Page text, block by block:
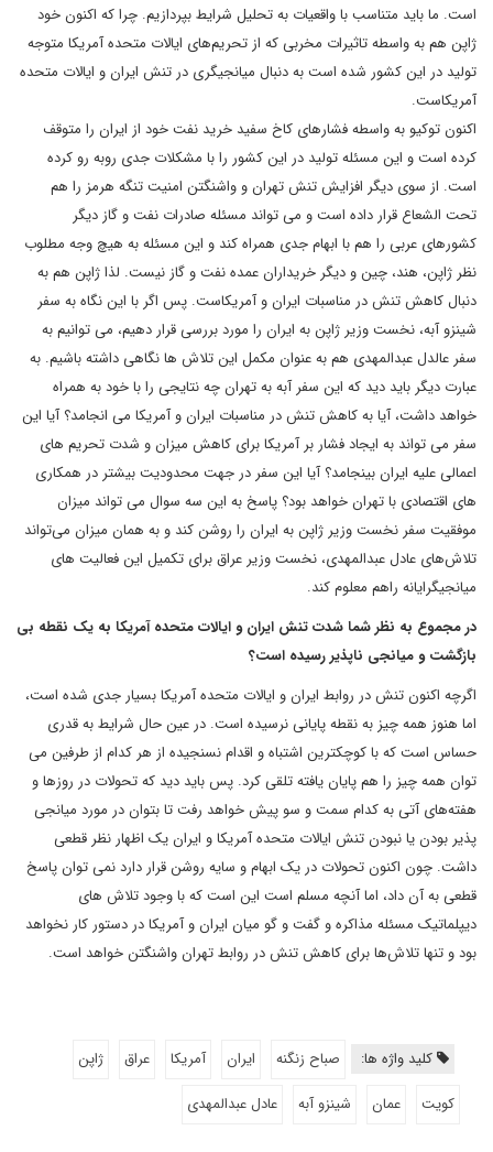
است. ما باید متناسب با واقعیات به تحلیل شرایط بپردازیم. چرا که اکنون خود
ژاپن هم به واسطه تاثیرات مخربی که از تحریم‌های ایالات متحده آمریکا متوجه
تولید در این کشور شده است به دنبال میانجیگری در تنش ایران و ایالات متحده
آمریکاست.
اکنون توکیو به واسطه فشار‌های کاخ سفید خرید نفت خود از ایران را متوقف
کرده است و این مسئله تولید در این کشور را با مشکلات جدی روبه رو کرده
است. از سوی دیگر افزایش تنش تهران و واشنگتن امنیت تنگه هرمز را هم
تحت الشعاع قرار داده است و می تواند مسئله صادرات نفت و گاز دیگر
کشورهای عربی را هم با ابهام جدی همراه کند و این مسئله به هیچ وجه مطلوب
نظر ژاپن، هند، چین و دیگر خریداران عمده نفت و گاز نیست. لذا ژاپن هم به
دنبال کاهش تنش در مناسبات ایران و آمریکاست. پس اگر با این نگاه به سفر
شینزو آبه، نخست وزیر ژاپن به ایران را مورد بررسی قرار دهیم، می توانیم به
سفر عالدل عبدالمهدی هم به عنوان مکمل این تلاش ها نگاهی داشته باشیم. به
عبارت دیگر باید دید که این سفر آبه به تهران چه نتایجی را با خود به همراه
خواهد داشت، آیا به کاهش تنش در مناسبات ایران و آمریکا می انجامد؟ آیا این
سفر می تواند به ایجاد فشار بر آمریکا برای کاهش میزان و شدت تحریم های
اعمالی علیه ایران بینجامد؟ آیا این سفر در جهت محدودیت بیشتر در همکاری
های اقتصادی با تهران خواهد بود؟ پاسخ به این سه سوال می تواند میزان
موفقیت سفر نخست وزیر ژاپن به ایران را روشن کند و به همان میزان می‌تواند
تلاش‌های عادل عبدالمهدی، نخست وزیر عراق برای تکمیل این فعالیت های
میانجیگرایانه راهم معلوم کند.
در مجموع به نظر شما شدت تنش ایران و ایالات متحده آمریکا به یک نقطه بی
بازگشت و میانجی ناپذیر رسیده است؟
اگرچه اکنون تنش در روابط ایران و ایالات متحده آمریکا بسیار جدی شده است،
اما هنوز همه چیز به نقطه پایانی نرسیده است. در عین حال شرایط به قدری
حساس است که با کوچکترین اشتباه و اقدام نسنجیده از هر کدام از طرفین می
توان همه چیز را هم پایان یافته تلقی کرد. پس باید دید که تحولات در روزها و
هفته‌های آتی به کدام سمت و سو پیش خواهد رفت تا بتوان در مورد میانجی
پذیر بودن یا نبودن تنش ایالات متحده آمریکا و ایران یک اظهار نظر قطعی
داشت. چون اکنون تحولات در یک ابهام و سایه روشن قرار دارد نمی توان پاسخ
قطعی به آن داد، اما آنچه مسلم است این است که با وجود تلاش های
دیپلماتیک مسئله مذاکره و گفت و گو میان ایران و آمریکا در دستور کار نخواهد
بود و تنها تلاش‌ها برای کاهش تنش در روابط تهران واشنگتن خواهد است.
کلید واژه ها: صباح زنگنه ایران آمریکا عراق
ژاپن
کویت
عمان شینزو آبه عادل عبدالمهدی